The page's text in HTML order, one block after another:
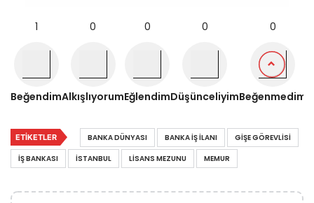
1
Beğendim
0
Alkışlıyorum
0
Eğlendim
0
Düşünceliyim
0
Beğenmedim
ETIKETLER BANKA DÜNYASI BANKA IŞ ILANI
GIŞE GÖREVLISI
IŞ BANKASI
ISTANBUL LISANS MEZUNU MEMUR